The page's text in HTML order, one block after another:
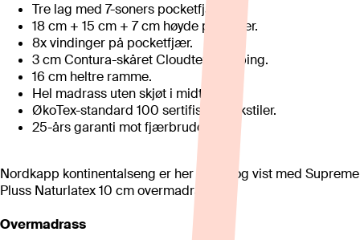
Tre lag med 7-soners pocketfjærer.
18 cm + 15 cm + 7 cm høyde på fjærer.
8x vindinger på pocketfjær.
3 cm Contura-skåret Cloudtex-stopping.
16 cm heltre ramme.
Hel madrass uten skjøt i midten.
ØkoTex-standard 100 sertifiserte tekstiler.
25-års garanti mot fjærbrudd.
Nordkapp kontinentalseng er her priset og vist med Supreme
Pluss Naturlatex 10 cm overmadrass.
Overmadrass